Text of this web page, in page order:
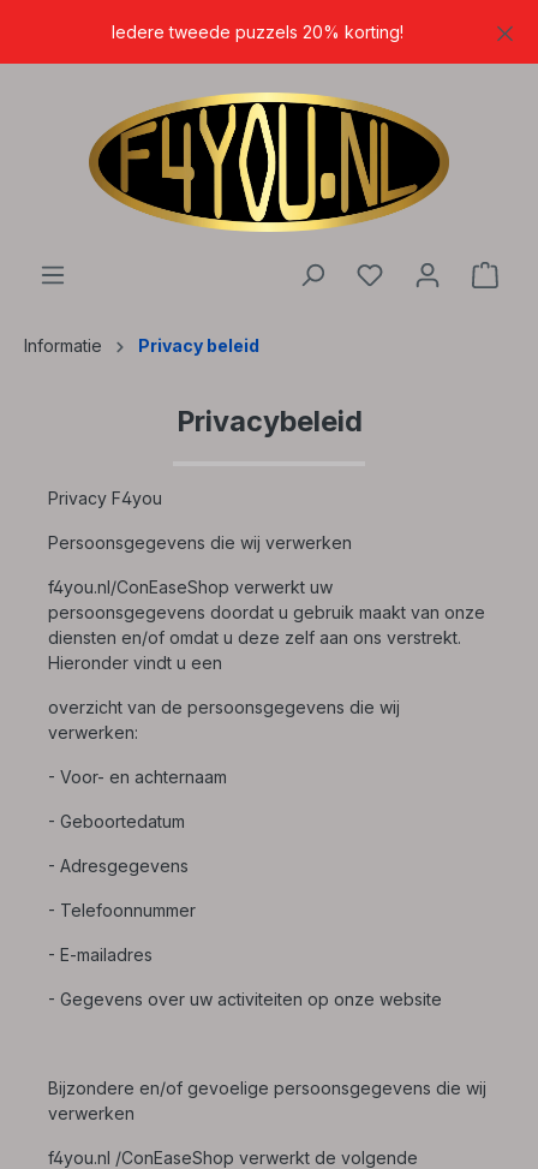
Iedere tweede puzzels 20% korting!
Informatie Privacy beleid
Privacybeleid
Privacy F4you
Persoonsgegevens die wij verwerken
f4you.nl/ConEaseShop verwerkt uw
persoonsgegevens doordat u gebruik maakt van onze
diensten en/of omdat u deze zelf aan ons verstrekt.
Hieronder vindt u een
overzicht van de persoonsgegevens die wij
verwerken:
- Voor- en achternaam
- Geboortedatum
- Adresgegevens
- Telefoonnummer
- E-mailadres
- Gegevens over uw activiteiten op onze website
Bijzondere en/of gevoelige persoonsgegevens die wij
verwerken
f4you.nl /ConEaseShop verwerkt de volgende